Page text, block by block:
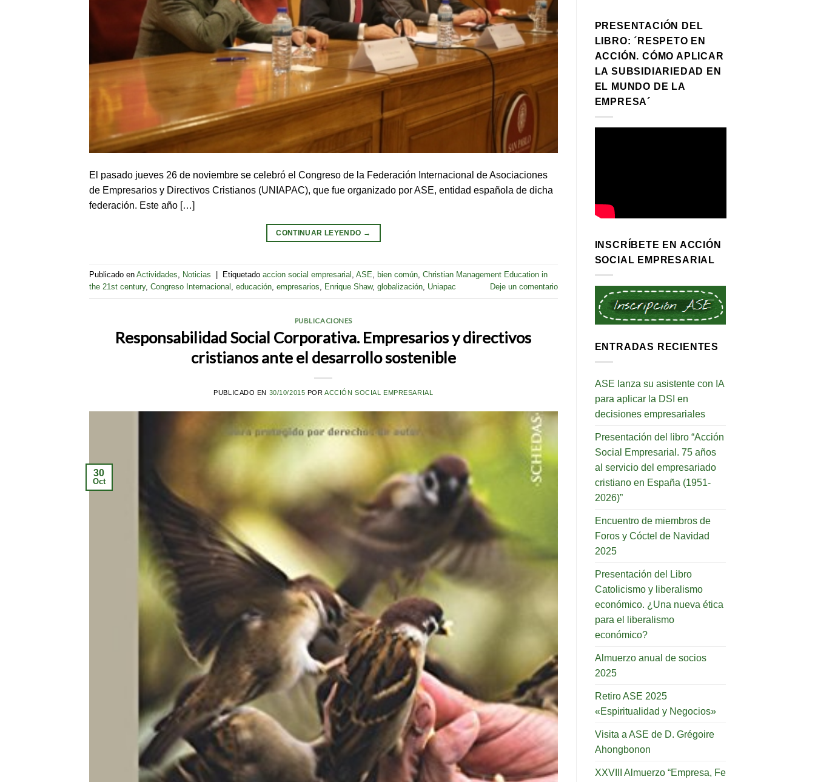
El pasado jueves 26 de noviembre se celebró el Congreso de la Federación Internacional de Asociaciones
de Empresarios y Directivos Cristianos (UNIAPAC), que fue organizado por ASE, entidad española de dicha
federación. Este año […]
CONTINUAR LEYENDO →
Publicado en Actividades, Noticias Etiquetado accion social empresarial , ASE, bien común, Christian Management Education in
the 21st century, Congreso Internacional , educación, empresarios, Enrique Shaw, globalización, Uniapac Deje un comentario
PUBLICACIONES
Responsabilidad Social Corporativa. Empresarios y directivos
cristianos ante el desarrollo sostenible
PUBLICADO EN 30/10/2015 PORACCIÓN SOCIAL EMPRESARIAL
30
Oct
PRESENTACIÓN DEL
LIBRO: ´RESPETO EN
ACCIÓN. CÓMO APLICAR
LA SUBSIDIARIEDAD EN
EL MUNDO DE LA
EMPRESA´
INSCRÍBETE EN ACCIÓN
SOCIAL EMPRESARIAL
ENTRADAS RECIENTES
ASE lanza su asistente con IA
para aplicar la DSI en
decisiones empresariales
Presentación del libro “Acción
Social Empresarial. 75 años
al servicio del empresariado
cristiano en España (1951-
2026)”
Encuentro de miembros de
Foros y Cóctel de Navidad
2025
Presentación del Libro
Catolicismo y liberalismo
económico. ¿Una nueva ética
para el liberalismo
económico?
Almuerzo anual de socios
2025
Retiro ASE 2025
«Espiritualidad y Negocios»
Visita a ASE de D. Grégoire
Ahongbonon
XXVIII Almuerzo “Empresa, Fe